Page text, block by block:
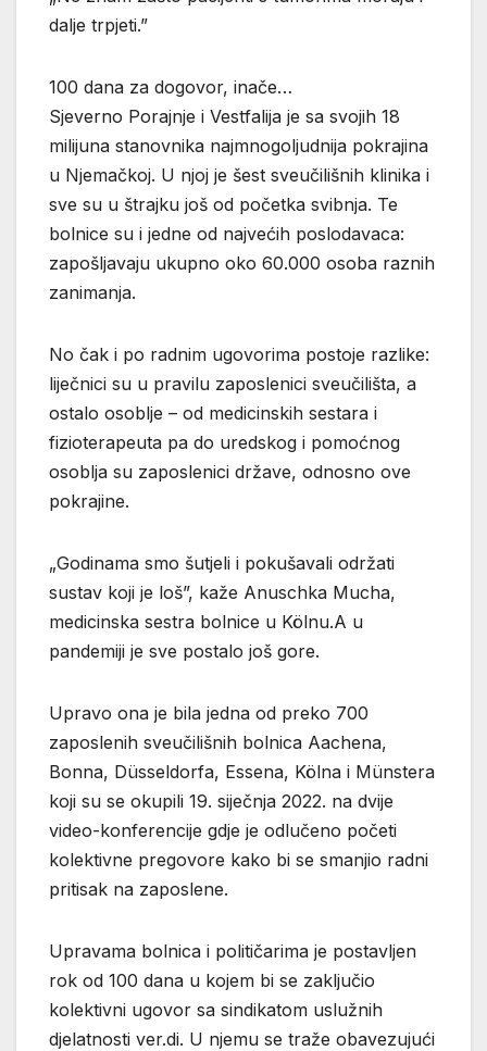
dalje trpjeti.”
100 dana za dogovor, inače…
Sjeverno Porajnje i Vestfalija je sa svojih 18
milijuna stanovnika najmnogoljudnija pokrajina
u Njemačkoj. U njoj je šest sveučilišnih klinika i
sve su u štrajku još od početka svibnja. Te
bolnice su i jedne od najvećih poslodavaca:
zapošljavaju ukupno oko 60.000 osoba raznih
zanimanja.
No čak i po radnim ugovorima postoje razlike:
liječnici su u pravilu zaposlenici sveučilišta, a
ostalo osoblje – od medicinskih sestara i
fizioterapeuta pa do uredskog i pomoćnog
osoblja su zaposlenici države, odnosno ove
pokrajine.
„Godinama smo šutjeli i pokušavali održati
sustav koji je loš”, kaže Anuschka Mucha,
medicinska sestra bolnice u Kölnu.A u
pandemiji je sve postalo još gore.
Upravo ona je bila jedna od preko 700
zaposlenih sveučilišnih bolnica Aachena,
Bonna, Düsseldorfa, Essena, Kölna i Münstera
koji su se okupili 19. siječnja 2022. na dvije
video-konferencije gdje je odlučeno početi
kolektivne pregovore kako bi se smanjio radni
pritisak na zaposlene.
Upravama bolnica i političarima je postavljen
rok od 100 dana u kojem bi se zaključio
kolektivni ugovor sa sindikatom uslužnih
djelatnosti ver.di. U njemu se traže obavezujući